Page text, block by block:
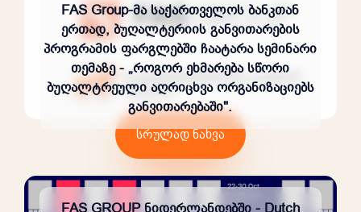
სრულად ნახვა
FAS Group-მა საქართველოს ბანკთან
ერთად, ბუღალტერიის განვითარების
პროგრამის ფარგლებში ჩაატარა სემინარი
თემაზე - „როგორ ეხმარება სწორი
ბუღალტრეული აღრიცხვა ორგანიზაციებს
განვითარებაში".